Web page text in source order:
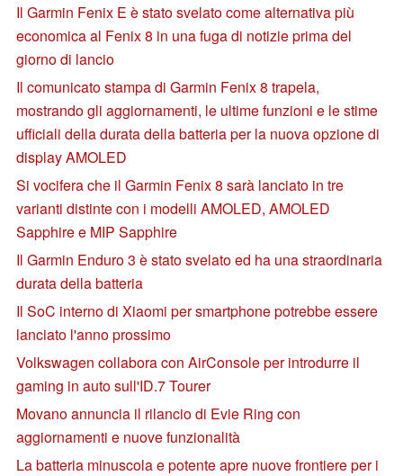
Il Garmin Fenix E è stato svelato come alternativa più
economica al Fenix 8 in una fuga di notizie prima del
giorno di lancio
Il comunicato stampa di Garmin Fenix 8 trapela,
mostrando gli aggiornamenti, le ultime funzioni e le stime
ufficiali della durata della batteria per la nuova opzione di
display AMOLED
Si vocifera che il Garmin Fenix 8 sarà lanciato in tre
varianti distinte con i modelli AMOLED, AMOLED
Sapphire e MIP Sapphire
Il Garmin Enduro 3 è stato svelato ed ha una straordinaria
durata della batteria
Il SoC interno di Xiaomi per smartphone potrebbe essere
lanciato l'anno prossimo
Volkswagen collabora con AirConsole per introdurre il
gaming in auto sull'ID.7 Tourer
Movano annuncia il rilancio di Evie Ring con
aggiornamenti e nuove funzionalità
La batteria minuscola e potente apre nuove frontiere per i